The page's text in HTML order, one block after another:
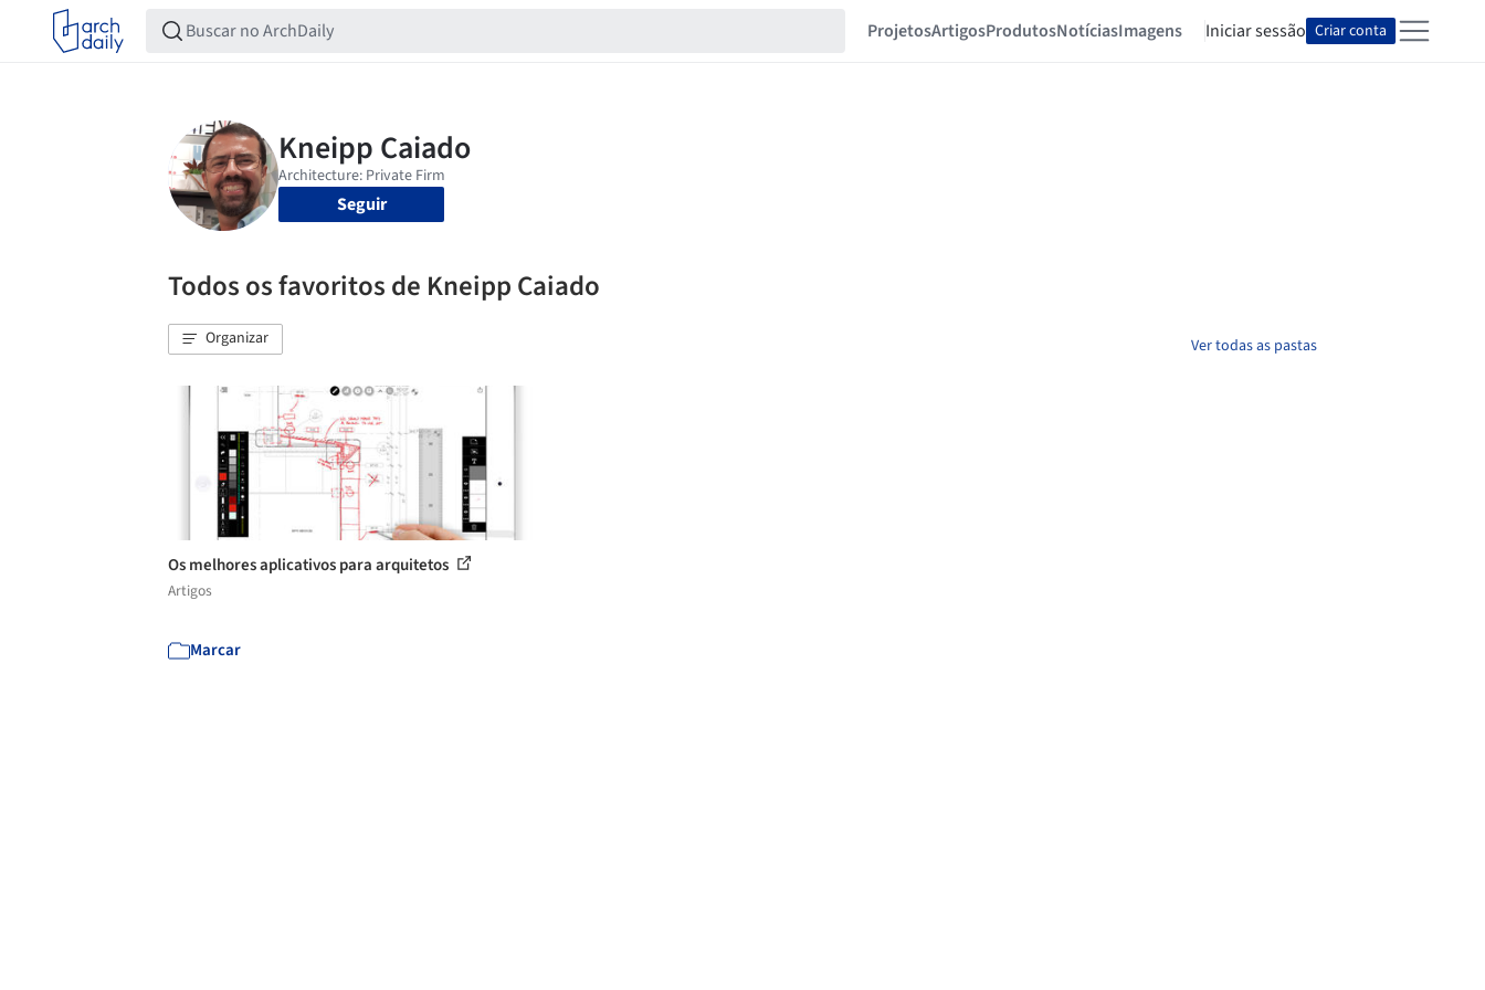
ProjetosArtigosProdutosNotíciasImagens Iniciar sessão Criar conta
Seguir
Todos os favoritos de Kneipp Caiado
Organizar Ver todas as pastas
Os melhores aplicativos para arquitetos
Artigos
Marcar